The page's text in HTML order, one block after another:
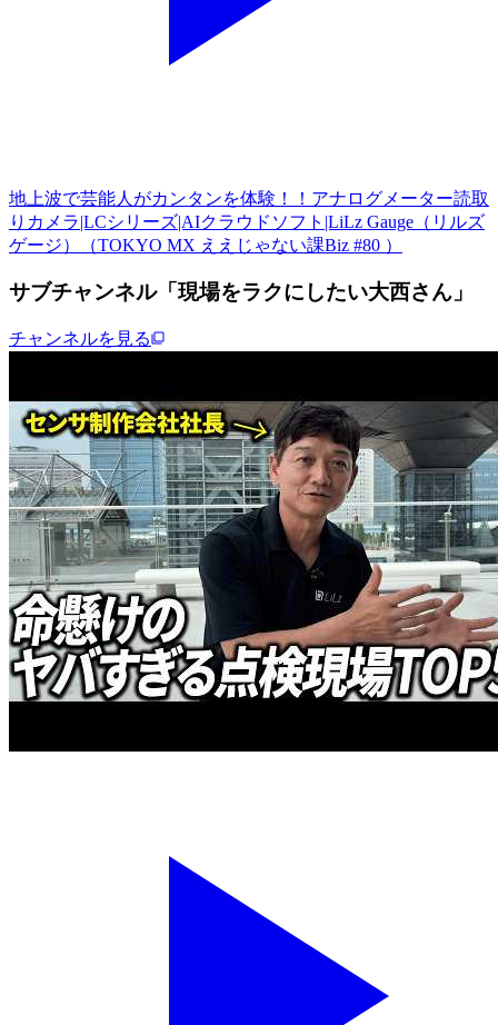
地上波で芸能人がカンタンを体験！！アナログメーター読取
りカメラ|LCシリーズ|AIクラウドソフト|LiLz Gauge（リルズ
ゲージ）（TOKYO MX ええじゃない課Biz #80 ）
サブチャンネル「現場をラクにしたい大西さん」
チャンネルを見る